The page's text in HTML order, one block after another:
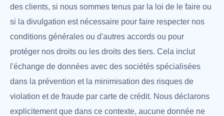
des clients, si nous sommes tenus par la loi de le faire ou
si la divulgation est nécessaire pour faire respecter nos
conditions générales ou d'autres accords ou pour
protéger nos droits ou les droits des tiers. Cela inclut
l'échange de données avec des sociétés spécialisées
dans la prévention et la minimisation des risques de
violation et de fraude par carte de crédit. Nous déclarons
explicitement que dans ce contexte, aucune donnée ne